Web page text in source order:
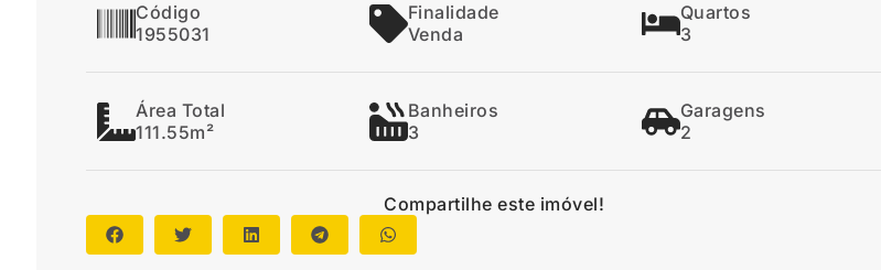
Código
1955031
Finalidade
Venda
Quartos
3
Área Total
111.55m²
Banheiros
3
Garagens
2
Compartilhe este imóvel!